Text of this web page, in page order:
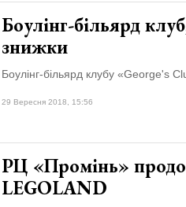
Боулінг-більярд
знижки
Боулінг-більярд клубу «George's
29 Вересня 2018, 15:56
РЦ «Промінь»
LEGOLAND